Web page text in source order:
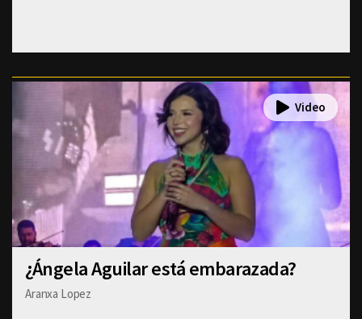
¿Ángela Aguilar está embarazada?
Aranxa Lopez